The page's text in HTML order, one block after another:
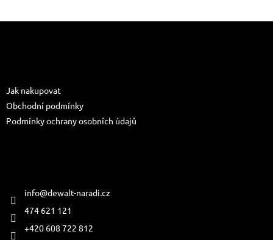
Jak nakupovat
Obchodní podmínky
Podmínky ochrany osobních údajů
info@dewalt-naradi.cz
474 621 121
+420 608 722 812